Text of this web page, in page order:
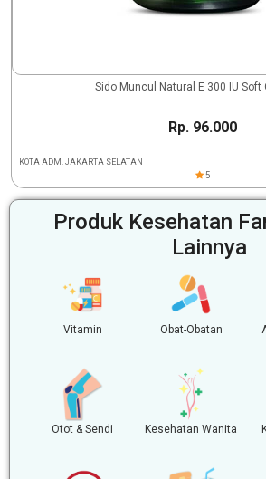
Sido Muncul Natural E 300 IU Soft
Rp. 96.000
KOTA ADM. JAKARTA SELATAN
5
Produk Kesehatan
Lainnya
Vitamin Obat-Obatan
Otot & Sendi Kesehatan Wanita